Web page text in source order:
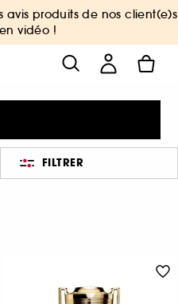
avis produits de nos client(e)s
vidéo !
FILTRER